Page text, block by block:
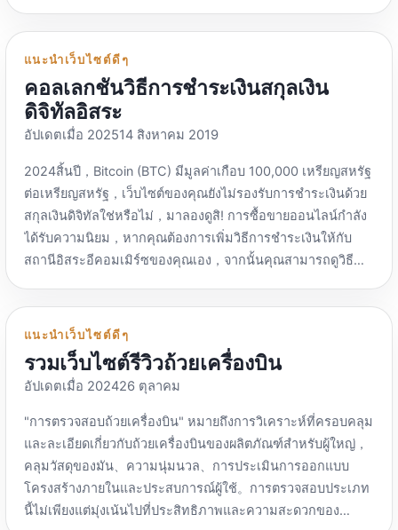
ฉินหยุน：https://www.qiniu.com/ ในอดีตธุรกิจหลักคือ
object storage และ CDN。 นำเสนอโมเดลโอเพ่นซอร์ส AI ใน
ประเทศเป็นหลัก，นอกจากนี้ยังมีโมเดล AI ต่างประเทศด้วย。
ทำตามลิงก์คำเชิญเพื่อรับ 3 ล้านโทเค็น：
https://s.qiniu.com/ZJFRzi packyapi：
https://www.packyapi.com/ ลงทะเบียนและรับยอดคงเหลือ
เมถุน CLI FishXCode：https://fishxcode.com/อ้างว่าบริการ
ถ่ายโอนโดยตรง API อย่างเป็นทางการของ Anthropic รองรับ
รหัส Claude & CodeX สามารถออกใบแจ้งหนี้ได้ ลงทะเบียนเพื่อ
รับยอดคงเหลือ 0.1 สำหรับการทดสอบ Code Link：
https://aicodelink.top/ ลงทะเบียนและรับยอดคงเหลือฟรี $2
โคลง、คลอดด์ 3 ไฮกุและประสบการณ์เว็บอื่น ๆ：
https://claude.ai/ Microsoft Azure OpenAI：
https://azure.microsoft.com/en-us/products/ai-
services/openai-service URL ของ Microsoft Azure OpenAI
GPT-3.5 เป็นต้น (เวอร์ชัน Azure) Meta Llama：
https://www.llama.com/products/llama-api/ URL API
แพลตฟอร์ม Llama API อย่างเป็นทางการของ Meta：
https://api.llama.com/v1 […]
แพลตฟอร์ม，สิ่งนี้สามารถช่วยคุณปลอมตัวตนของคุณ，หลีก
เลี่ยง。 เจ้าหน้าที่การตลาดเครือข่าย： การส่งเสริม、คำสั่ง、
การโฆษณา，ต้องการการดำเนินการบัญชีเพิ่มเติม，ใช้สิ่งนี้เพื่อ
ลดความเสี่ยงของการถูกบล็อก。 ขนสัตว์、เล่นเกมเพิ่มเติม：
กิจกรรมบางอย่างสามารถเข้าร่วมในบัญชีเดียวเท่านั้น，หรือ
ต้องการเล่นหลายหมายเลขเกมในเวลาเดียวกัน，สิ่งนี้สามารถ
ช่วยได้。 ผู้ที่ไวต่อความเป็นส่วนตัวมากขึ้น： บางครั้งฉันไม่
ต้องการถูกติดตามโดยเว็บไซต์，ใช้สิ่งนี้เพื่อปกป้องเครือข่ายของ
คุณเอง。 เหตุผล，หากคุณต้องการใช้งานหลายบัญชีออนไลน์，
หรือต้องการปกป้องความเป็นส่วนตัวของคุณ，เบราว์เซอร์ลาย
นิ้วมือยังคงมีประโยชน์。 แน่นอน，ระวังอย่าใช้มันทำสิ่งเลวร้าย
ด้วย! เบราว์เซอร์ลายนิ้วมือ MostLogin：
Windows/macOS และการห้ามต่อต้านความสัมพันธ์อันทรง
พลัง ：อิงจาก Chrome、ไฟร์ฟอกซ์、การพัฒนาเคอร์เนล
Android ในเชิงลึก，สร้างสภาพแวดล้อมเบราว์เซอร์ที่เป็นอิสระ
วด์，จับคู่ข้อมูลอุปกรณ์ที่เป็นอิสระอย่างสมบูรณ์และ IP
บริสุทธิ์，ป้องกันไม่ให้หลายบัญชีถูกแบนอย่างมีประสิทธิภาพ!
ระบบนิเวศ API แบบเปิดเต็มรูปแบบ ：เชื่อมต่อกับ
Selenium/Puppeteer ฯลฯ ได้อย่างราบรื่น เพื่อให้ควบคุม
สคริปต์อัตโนมัติได้อย่างง่ายดาย； นโยบายฟรี ：สภาพแวดล้อม
แนะนำเว็บไซต์ดีๆ
คอลเลกชันวิธีการชำระเงินสกุลเงิน
ดิจิทัลอิสระ
อัปเดตเมื่อ 202514 สิงหาคม 2019
2024สิ้นปี，Bitcoin (BTC) มีมูลค่าเกือบ 100,000 เหรียญสหรัฐ
ต่อเหรียญสหรัฐ，เว็บไซต์ของคุณยังไม่รองรับการชำระเงินด้วย
สกุลเงินดิจิทัลใช่หรือไม่，มาลองดูสิ! การซื้อขายออนไลน์กำลัง
ได้รับความนิยม，หากคุณต้องการเพิ่มวิธีการชำระเงินให้กับ
สถานีอิสระอีคอมเมิร์ซของคุณเอง，จากนั้นคุณสามารถดูวิธี
โอกาสในการซื้อขายข้ามพรมแดน。 หวังว่าจะได้เงินบริจาค
เพิ่ม、คุณยังสามารถดูวิธีการให้ทิปได้。 ฟรีและไม่มีค่า
ธรรมเนียมการจัดการ ฟรีมักจะต้องมีการตั้งค่าเซิร์ฟเวอร์ของ
คุณเอง。 ต้องใช้เซิร์ฟเวอร์ แนะนำ，ขอแนะนำให้สร้างมันขึ้น
มาเอง，ข้อมูลอยู่ในมือของคุณเอง TokenPay：
https://github.com/LightCountry/TokenPay จดจำภาษาจีน
และอังกฤษอัตโนมัติ，โปรแกรมโอเพ่นซอร์ส，รองรับ TRON
(รวมถึง USDT-TRC20)、ซีรีย์ ETH บล็อกช่องโทเค็นโทรเลข
ทั้งหมด：https://t.me/TokenPayChannel กลุ่มโทรเลข：
https://t.me/TokenPayGroup Epusdt：
แนะนำเว็บไซต์ดีๆ
รวมเว็บไซต์รีวิวถ้วยเครื่องบิน
อัปเดตเมื่อ 202426 ตุลาคม
"การตรวจสอบถ้วยเครื่องบิน" หมายถึงการวิเคราะห์ที่ครอบคลุม
และละเอียดเกี่ยวกับถ้วยเครื่องบินของผลิตภัณฑ์สำหรับผู้ใหญ่，
คลุมวัสดุของมัน、ความนุ่มนวล、การประเมินการออกแบบ
โครงสร้างภายในและประสบการณ์ผู้ใช้。การตรวจสอบประเภท
นี้ไม่เพียงแต่มุ่งเน้นไปที่ประสิทธิภาพและความสะดวกของ